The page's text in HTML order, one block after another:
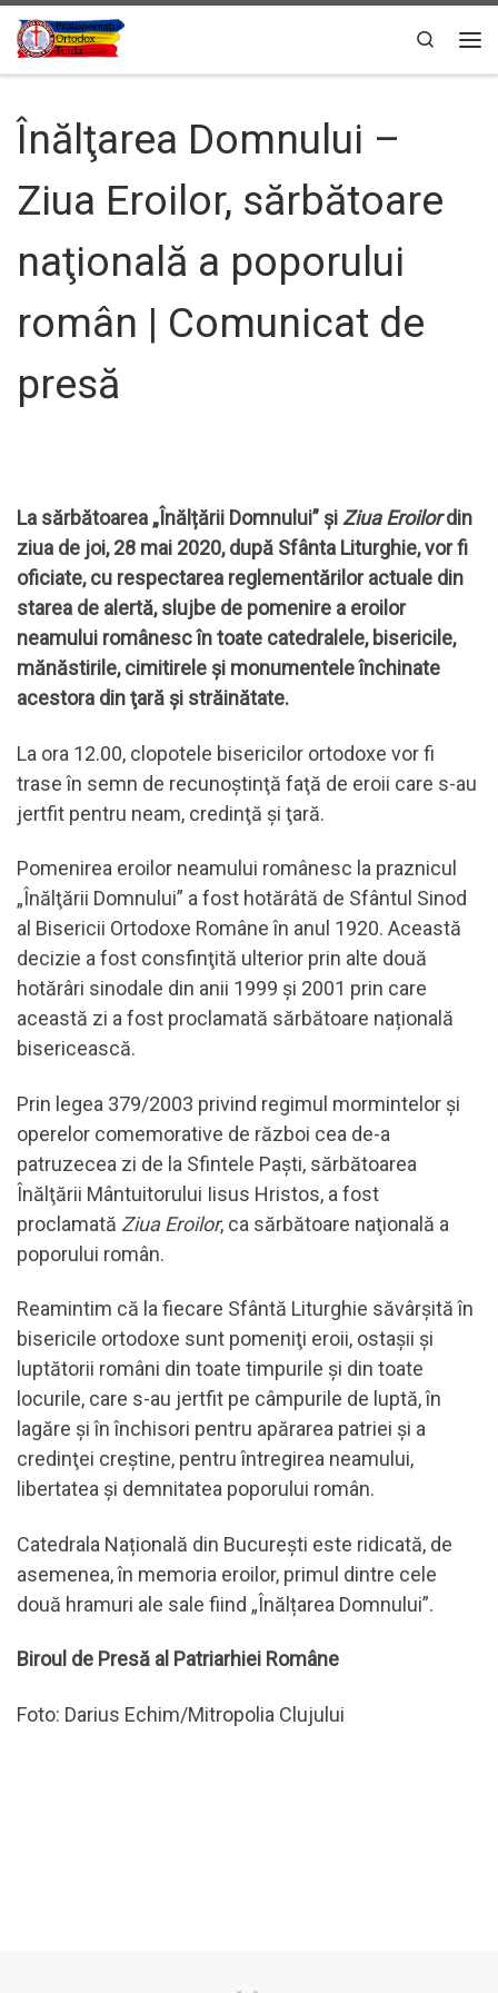
Sari la conținut
Search
Înălţarea Domnului –
Ziua Eroilor, sărbătoare
naţională a poporului
român | Comunicat de
presă
La sărbătoarea „Înălțării Domnului” şi Ziua Eroilordin
ziua de joi, 28 mai 2020, după Sfânta Liturghie, vor fi
oficiate, cu respectarea reglementărilor actuale din
starea de alertă, slujbe de pomenire a eroilor
neamului românesc în toate catedralele, bisericile,
mănăstirile, cimitirele şi monumentele închinate
acestora din ţară şi străinătate.
La ora 12.00, clopotele bisericilor ortodoxe vor fi
trase în semn de recunoştinţă faţă de eroii care s-au
jertfit pentru neam, credinţă şi ţară.
Pomenirea eroilor neamului românesc la praznicul
„Înălţării Domnului” a fost hotărâtă de Sfântul Sinod
al Bisericii Ortodoxe Române în anul 1920. Această
decizie a fost consfinţită ulterior prin alte două
hotărâri sinodale din anii 1999 şi 2001 prin care
această zi a fost proclamată sărbătoare națională
bisericească.
Prin legea 379/2003 privind regimul mormintelor şi
operelor comemorative de război cea de-a
patruzecea zi de la Sfintele Paşti, sărbătoarea
Înălţării Mântuitorului Iisus Hristos, a fost
proclamată Ziua Eroilor, ca sărbătoare naţională a
poporului român.
Reamintim că la fiecare Sfântă Liturghie săvârșită în
bisericile ortodoxe sunt pomeniţi eroii, ostaşii şi
luptătorii români din toate timpurile şi din toate
locurile, care s-au jertfit pe câmpurile de luptă, în
lagăre şi în închisori pentru apărarea patriei şi a
credinţei creștine, pentru întregirea neamului,
libertatea şi demnitatea poporului român.
Catedrala Națională din București este ridicată, de
asemenea, în memoria eroilor, primul dintre cele
două hramuri ale sale fiind „Înălțarea Domnului”.
Biroul de Presă al Patriarhiei Române
Foto: Darius Echim/Mitropolia Clujului